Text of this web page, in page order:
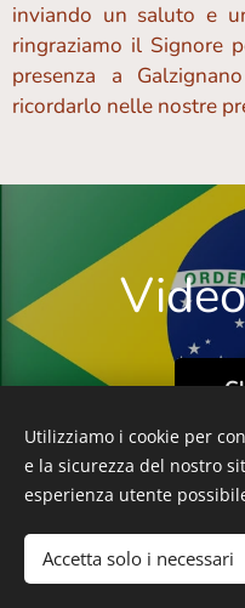
inviando un saluto e
ringraziamo il Signore
presenza a
ricordarlo nelle nostre
© 2020 Parrocchia S.
Utilizziamo i cookie per
e la sicurezza del nostro
esperienza utente
Accetta solo i necessari